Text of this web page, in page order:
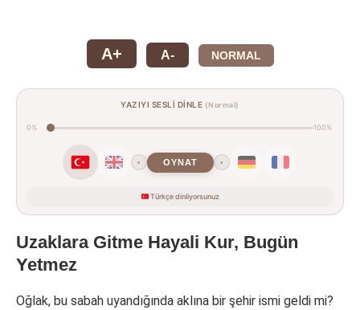
A+ A- NORMAL
YAZIYI SESLİ DİNLE (Normal)
0% 100%
‹ OYNAT ›
Türkçe dinliyorsunuz
Uzaklara Gitme Hayali Kur, Bugün
Yetmez
Oğlak, bu sabah uyandığında aklına bir şehir ismi geldi mi?